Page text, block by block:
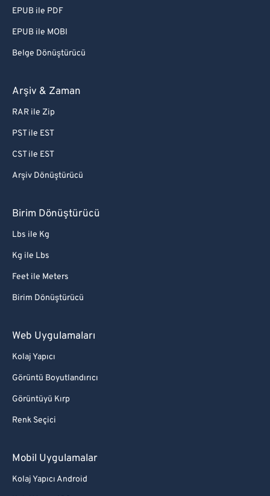
EPUB ile PDF
EPUB ile MOBI
Belge Dönüştürücü
Arşiv & Zaman
RAR ile Zip
PST ile EST
CST ile EST
Arşiv Dönüştürücü
Birim Dönüştürücü
Lbs ile Kg
Kg ile Lbs
Feet ile Meters
Birim Dönüştürücü
Web Uygulamaları
Kolaj Yapıcı
Görüntü Boyutlandırıcı
Görüntüyü Kırp
Renk Seçici
Mobil Uygulamalar
Kolaj Yapıcı Android